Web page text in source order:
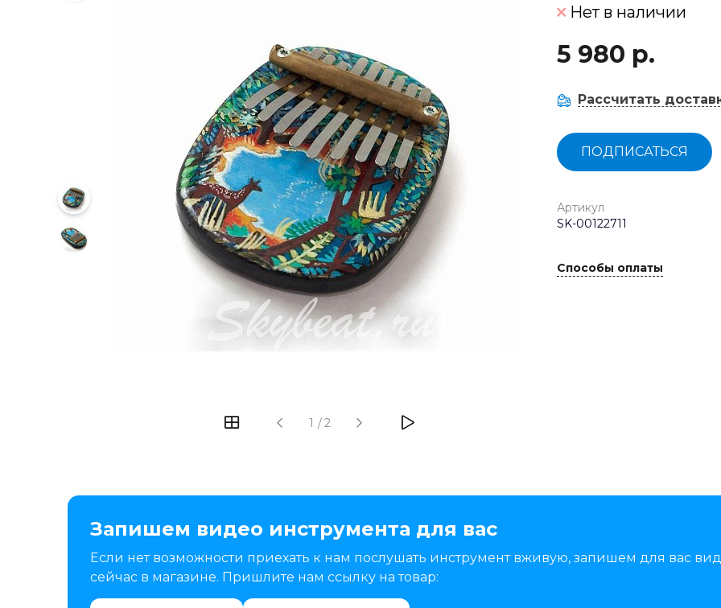
1 /2
Нет в наличии
5 980 р.
Рассчитать
ПОДПИСАТЬСЯ
Артикул
SK-00122711
Способы оплаты
Запишем видео инструмента для вас
Если нет возможности приехать к нам послушать инструмент вживую, запишем для вас
сейчас в магазине. Пришлите нам ссылку на товар: